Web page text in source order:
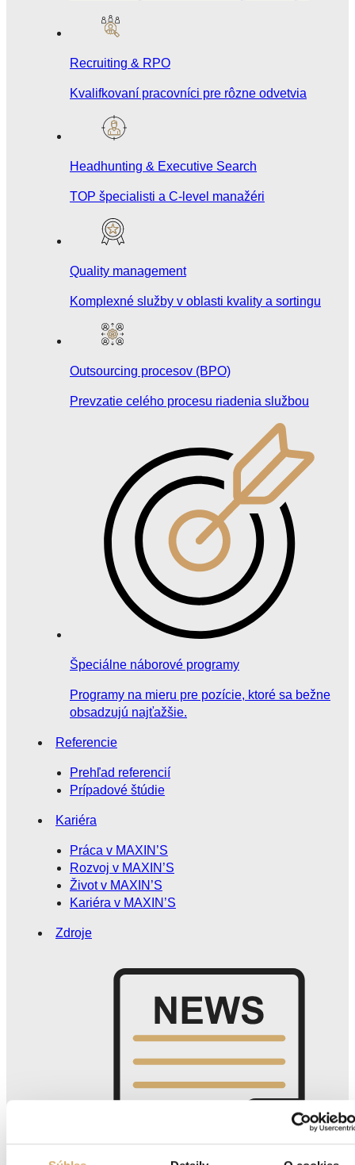
Recruiting & RPO
Kvalifkovaní pracovníci pre rôzne odvetvia
Headhunting & Executive Search
TOP špecialisti a C-level manažéri
Quality management
Komplexné služby v oblasti kvality a sortingu
Outsourcing procesov (BPO)
Prevzatie celého procesu riadenia službou
Špeciálne náborové programy
Programy na mieru pre pozície, ktoré sa bežne
obsadzujú najťažšie.
Referencie
Prehľad referencií
Prípadové štúdie
Kariéra
Práca v MAXIN’S
Rozvoj v MAXIN’S
Život v MAXIN’S
Kariéra v MAXIN’S
Zdroje